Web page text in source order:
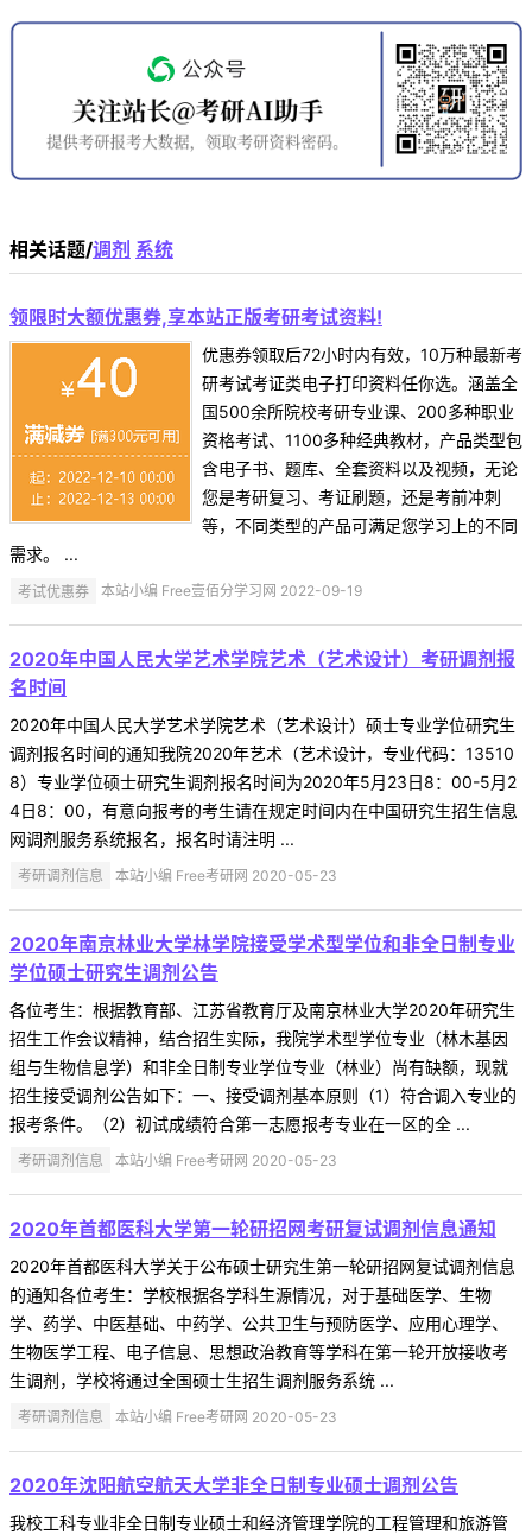
相关话题/调剂 系统
领限时大额优惠券,享本站正版考研考试资料!
优惠券领取后72小时内有效，10万种最新考
研考试考证类电子打印资料任你选。涵盖全
国500余所院校考研专业课、200多种职业
资格考试、1100多种经典教材，产品类型包
含电子书、题库、全套资料以及视频，无论
您是考研复习、考证刷题，还是考前冲刺
等，不同类型的产品可满足您学习上的不同
需求。 ...
考试优惠券 本站小编 Free壹佰分学习网 2022-09-19
2020年中国人民大学艺术学院艺术（艺术设计）考研调剂报
名时间
2020年中国人民大学艺术学院艺术（艺术设计）硕士专业学位研究生
调剂报名时间的通知我院2020年艺术（艺术设计，专业代码：13510
8）专业学位硕士研究生调剂报名时间为2020年5月23日8：00-5月2
4日8：00，有意向报考的考生请在规定时间内在中国研究生招生信息
网调剂服务系统报名，报名时请注明 ...
考研调剂信息 本站小编 Free考研网 2020-05-23
2020年南京林业大学林学院接受学术型学位和非全日制专业
学位硕士研究生调剂公告
各位考生：根据教育部、江苏省教育厅及南京林业大学2020年研究生
招生工作会议精神，结合招生实际，我院学术型学位专业（林木基因
组与生物信息学）和非全日制专业学位专业（林业）尚有缺额，现就
招生接受调剂公告如下：一、接受调剂基本原则（1）符合调入专业的
报考条件。（2）初试成绩符合第一志愿报考专业在一区的全 ...
考研调剂信息 本站小编 Free考研网 2020-05-23
2020年首都医科大学第一轮研招网考研复试调剂信息通知
2020年首都医科大学关于公布硕士研究生第一轮研招网复试调剂信息
的通知各位考生：学校根据各学科生源情况，对于基础医学、生物
学、药学、中医基础、中药学、公共卫生与预防医学、应用心理学、
生物医学工程、电子信息、思想政治教育等学科在第一轮开放接收考
生调剂，学校将通过全国硕士生招生调剂服务系统 ...
考研调剂信息 本站小编 Free考研网 2020-05-23
2020年沈阳航空航天大学非全日制专业硕士调剂公告
我校工科专业非全日制专业硕士和经济管理学院的工程管理和旅游管